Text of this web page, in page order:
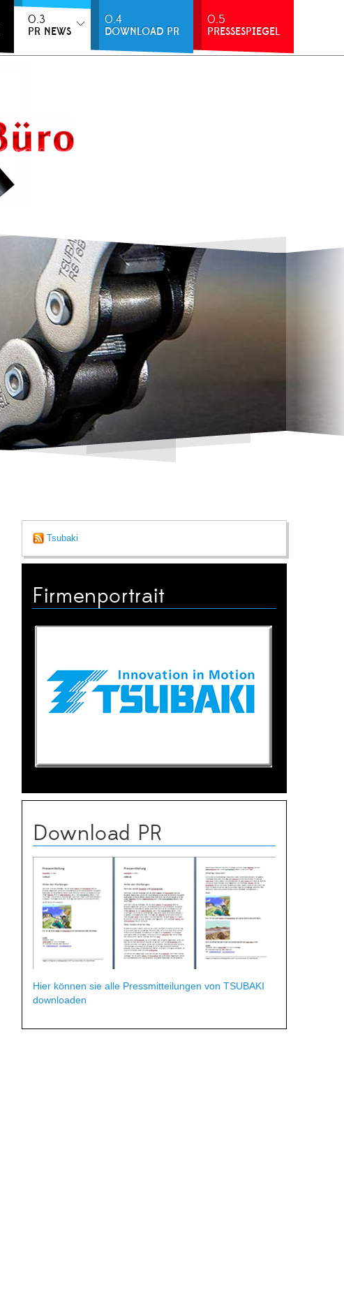
0.3
PR NEWS
0.4
DOWNLOAD PR
0.5
PRESSESPIEGEL
Tsubaki
Firmenportrait
Download PR
Hier können sie alle Pressmitteilungen von TSUBAKI
downloaden